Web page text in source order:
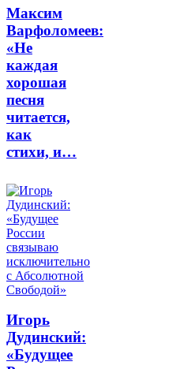
Максим
Варфоломеев:
«Не
каждая
хорошая
песня
читается,
как
стихи, и…
Игорь
Дудинский:
«Будущее